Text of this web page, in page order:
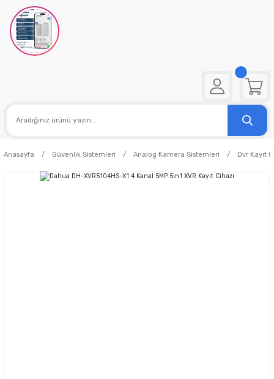
Anasayfa Güvenlik Sistemleri Analog Kamera Sistemleri Dvr Kayıt